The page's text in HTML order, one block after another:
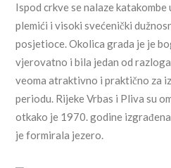
Ispod crkve se nalaze
plemići i visoki svećenički
posjetioce. Okolica grada je je
vjerovatno i bila jedan od
veoma atraktivno i praktično za
periodu. Rijeke Vrbas i Pliva su
otkako je 1970. godine
je formirala jezero.